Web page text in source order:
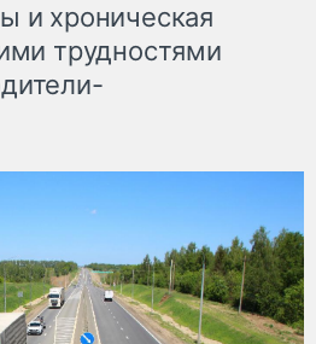
и хроническая
трудностями